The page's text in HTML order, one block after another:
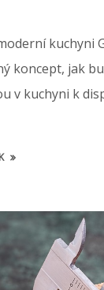
kuchyni
koncept, jak
v kuchyni k